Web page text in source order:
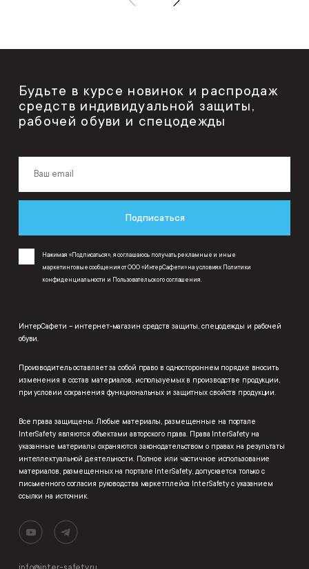
Будьте в курсе новинок и распродаж
средств индивидуальной защиты,
рабочей обуви и спецодежды
Подписаться
Нажимая «Подписаться», я соглашаюсь получать рекламные и иные
маркетинговые сообщения от ООО «ИнтерСафети» на условиях Политики
конфиденциальности и Пользовательского соглашения.
ИнтерСафети – интернет-магазин средств защиты, спецодежды и рабочей
обуви.
Производитель оставляет за собой право в одностороннем порядке вносить
изменения в состав материалов, используемых в производстве продукции,
при условии сохранения функциональных и защитных свойств продукции.
Все права защищены. Любые материалы, размещенные на портале
InterSafety являются объектами авторского права. Права InterSafety на
указанные материалы охраняются законодательством о правах на результаты
интеллектуальной деятельности. Полное или частичное использование
материалов, размещенных на портале InterSafety, допускается только с
письменного согласия руководства маркетплейса InterSafety с указанием
ссылки на источник.